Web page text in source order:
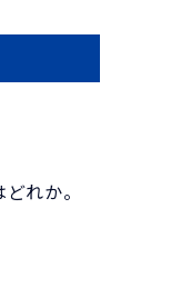
れか。